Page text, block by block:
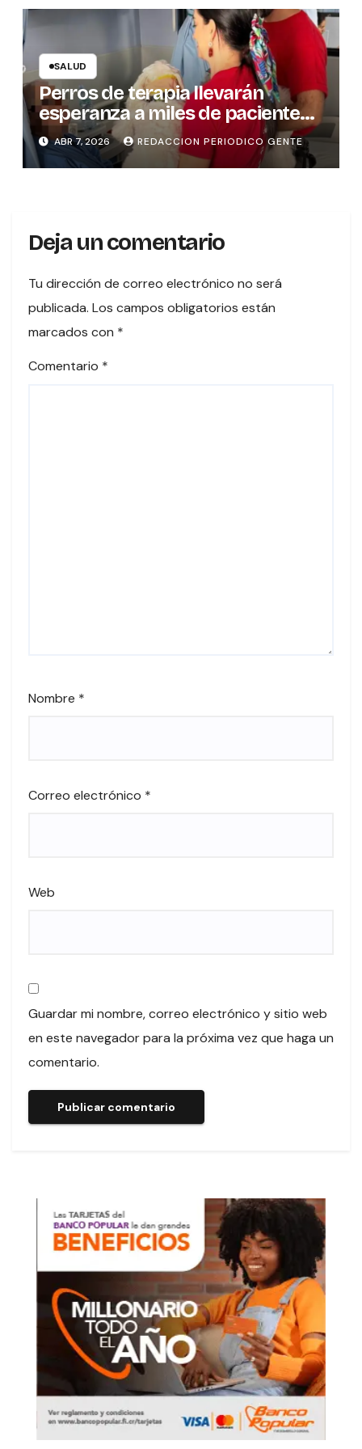
SALUD
Perros de terapia llevarán
esperanza a miles de pacientes
en hospitales del país
ABR 7, 2026 REDACCION PERIODICO GENTE
Deja un comentario
Tu dirección de correo electrónico no será
publicada. Los campos obligatorios están
marcados con *
Comentario *
Nombre *
Correo electrónico *
Web
Guardar mi nombre, correo electrónico y sitio web
en este navegador para la próxima vez que haga un
comentario.